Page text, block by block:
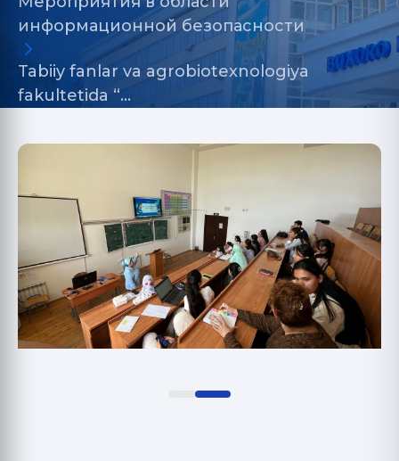
информационной безопасности
Tabiiy fanlar va agrobiotexnologiya
fakultetida “…